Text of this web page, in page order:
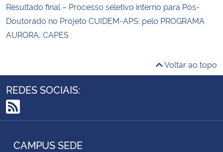
Resultado final – Processo seletivo interno para Pós-
Doutorado no Projeto CUIDEM-APS: pelo PROGRAMA
AURORA, CAPES
Voltar ao topo
REDES SOCIAIS:
RSS
CAMPUS SEDE